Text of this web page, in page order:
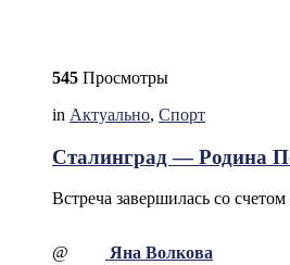
545 Просмотры
in Актуально, Спорт
Сталинград — Родина
Встреча завершилась со
@ Яна Волкова